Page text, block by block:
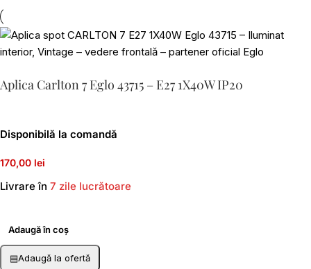
Aplica Carlton 7 Eglo 43715 – E27 1X40W IP20
Disponibilă la comandă
170,00 lei
Livrare în 7 zile lucrătoare
Adaugă în coș
▤Adaugă la ofertă